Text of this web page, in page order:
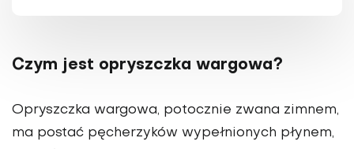
Czym jest opryszczka wargowa?
Opryszczka wargowa, potocznie zwana zimnem,
ma postać pęcherzyków wypełnionych płynem,